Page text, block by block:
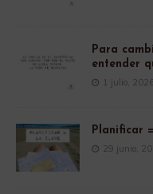
Para
entender
1 julio,
Planificar
29 junio,